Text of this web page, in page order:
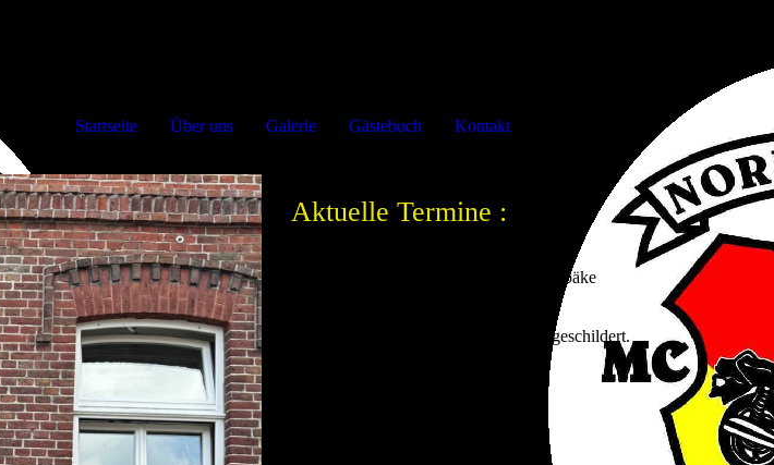
Startseite Über uns Galerie Gästebuch Kontakt
Aktuelle Termine :
Einladung zum Motorradtreffen in Südbäke
A29, Abfahrt Nr.12 Rastede Dann Ausgeschildert.